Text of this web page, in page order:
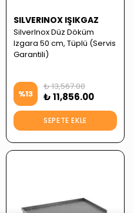
SILVERINOX IŞIKGAZ
SilverInox Düz Döküm
Izgara 50 cm, Tüplü (Servis
Garantili)
%13
₺ 13,567.00
₺ 11,856.00
SEPETE EKLE